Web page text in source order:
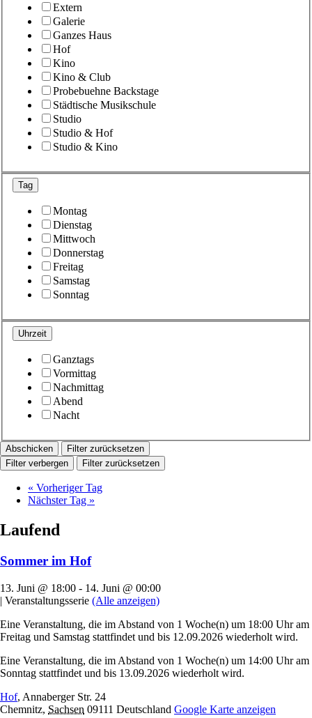
Extern
Galerie
Ganzes Haus
Hof
Kino
Kino & Club
Probebuehne Backstage
Städtische Musikschule
Studio
Studio & Hof
Studio & Kino
Tag
Montag
Dienstag
Mittwoch
Donnerstag
Freitag
Samstag
Sonntag
Uhrzeit
Ganztags
Vormittag
Nachmittag
Abend
Nacht
Filter zurücksetzen
Filter verbergen
Filter zurücksetzen
« Vorheriger Tag
Nächster Tag »
Laufend
Sommer im Hof
13. Juni @ 18:00 - 14. Juni @ 00:00
| Veranstaltungsserie (Alle anzeigen)
Eine Veranstaltung, die im Abstand von 1 Woche(n) um 18:00 Uhr am
Freitag und Samstag stattfindet und bis 12.09.2026 wiederholt wird.
Eine Veranstaltung, die im Abstand von 1 Woche(n) um 14:00 Uhr am
Sonntag stattfindet und bis 13.09.2026 wiederholt wird.
Hof, Annaberger Str. 24
Chemnitz, Sachsen 09111 Deutschland Google Karte anzeigen